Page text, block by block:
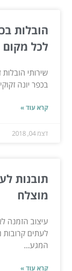
הובלות
לכל מקום
שירותי
בכפר יונה
קרא עוד »
דצמ 04, 2018
תובנות
מוצלח
עיצוב הזמנה
לעתים קרובות
המגע...
קרא עוד »